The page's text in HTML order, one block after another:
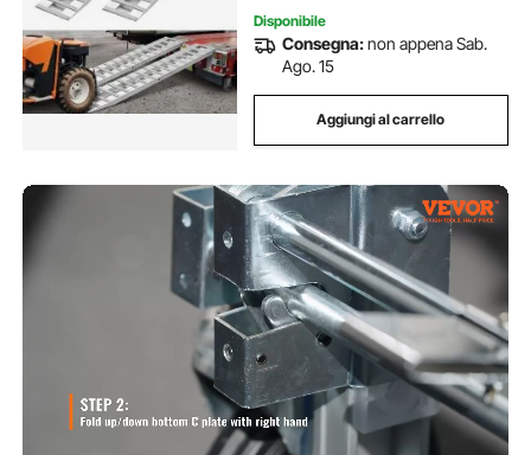
Disponibile
Consegna:non appena Sab.
Ago. 15
Aggiungi al carrello